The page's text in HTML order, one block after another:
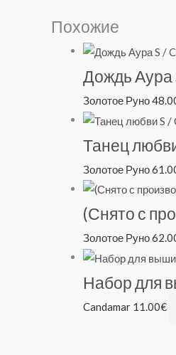
Похожие
Дождь Аура
Золотое Руно
Танец
Золотое Руно
(Снято с
Золотое Руно
Набор для
Candamar 11.00€